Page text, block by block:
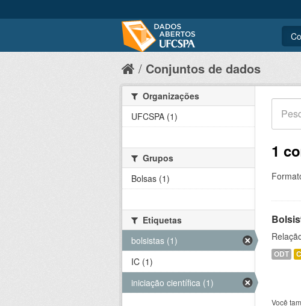
Conjuntos de dados
1
ODT
Você
Organizações
UFCSPA (1)
Grupos
Bolsas (1)
Etiquetas
bolsistas (1)
IC (1)
iniciação científica (1)